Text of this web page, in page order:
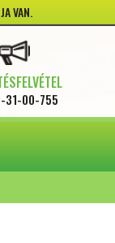
VAN.
31-00-755